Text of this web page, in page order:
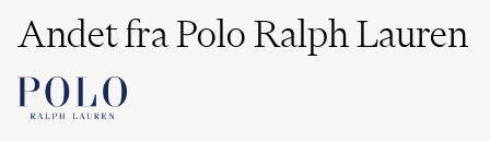
Andet fra Polo Ralph Lauren